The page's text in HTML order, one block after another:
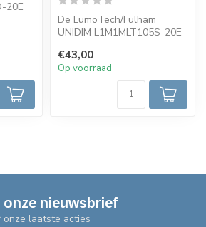
20E
De LumoTech/Fulham
UNIDIM L1M1MLT105S-20E
driver, ontwo...
€43,00
Op voorraad
nieuwsbrief
laatste acties